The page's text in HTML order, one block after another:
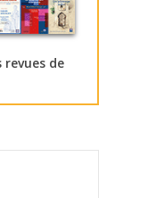
revues de